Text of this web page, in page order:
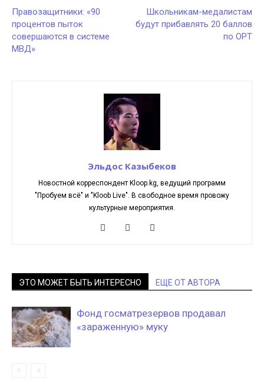
Правозащитники: «90
процентов пыток
совершаются в системе
МВД»
Школьникам-медалистам
будут прибавлять 20 баллов
по ОРТ
Эльдос Казыбеков
Новостной корреспондент Kloop.kg, ведущий программ
"Пробуем всё" и "Kloob Live". В свободное время провожу
культурные мероприятия.
ЭТО МОЖЕТ БЫТЬ ИНТЕРЕСНО ЕЩЕ ОТ АВТОРА
Фонд госматрезервов продавал
«зараженную» муку